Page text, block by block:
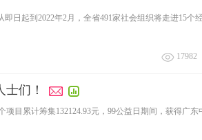
日起到2022年2月，全省491家社会组织将走进15个
17982
们！
目累计筹集132124.93元，99公益日期间，获得广东